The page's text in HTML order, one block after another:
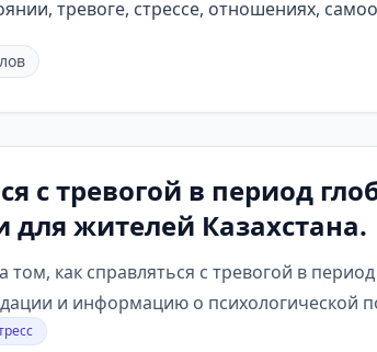
тревоге, стрессе, отношениях,
с тревогой в период
жителей Казахстана.
том, как справляться с тревогой в
и информацию о психологической